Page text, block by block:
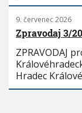
9. červenec 2026
Zpravodaj 3/
ZPRAVODAJ
Hradec